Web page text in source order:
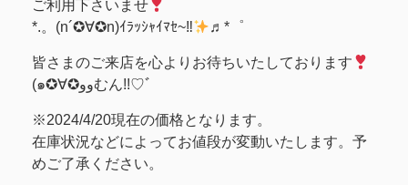
ご利用下さいませ
*.。(n´✪∀✪n)ｲﾗｯｼｬｲﾏｾ~‼︎
♬*゜
皆さまのご来店を心よりお待ちいたしております
(๑✪∀✪ووむん!!♡ﾞ
※2024/4/20現在の価格となります。
在庫状況などによってお値段が変動いたします。予
めご了承ください。